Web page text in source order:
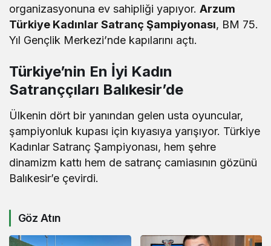
organizasyonuna ev sahipliği yapıyor.Arzum
Türkiye Kadınlar Satranç Şampiyonası, BM 75.
Yıl Gençlik Merkezi’nde kapılarını açtı.
Türkiye’nin En İyi Kadın
Satranççıları Balıkesir’de
Ülkenin dört bir yanından gelen usta oyuncular,
şampiyonluk kupası için kıyasıya yarışıyor. Türkiye
Kadınlar Satranç Şampiyonası, hem şehre
dinamizm kattı hem de satranç camiasının gözünü
Balıkesir’e çevirdi.
Göz Atın